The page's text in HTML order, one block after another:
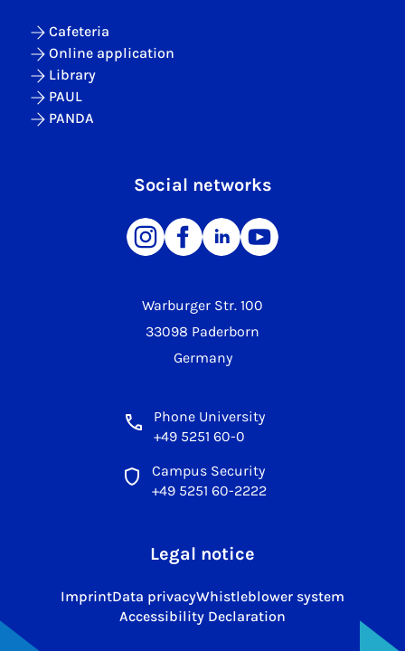
Warburger Str. 100
33098 Paderborn
Germany
Phone University
+49 5251 60-0
Campus Security
+49 5251 60-2222
Cafeteria
Online application
Library
PAUL
PANDA
Social networks
Legal notice
ImprintData privacyWhistleblower system
Accessibility Declaration